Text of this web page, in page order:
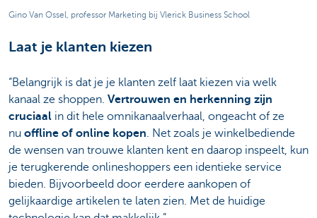
Gino Van Ossel, professor Marketing bij Vlerick Business School
Laat je klanten kiezen
“Belangrijk is dat je je klanten zelf laat kiezen via welk
kanaal ze shoppen. Vertrouwen en herkenning zijn
cruciaal in dit hele omnikanaalverhaal, ongeacht of ze
nu offline of online kopen. Net zoals je winkelbediende
de wensen van trouwe klanten kent en daarop inspeelt, kun
je terugkerende onlineshoppers een identieke service
bieden. Bijvoorbeeld door eerdere aankopen of
gelijkaardige artikelen te laten zien. Met de huidige